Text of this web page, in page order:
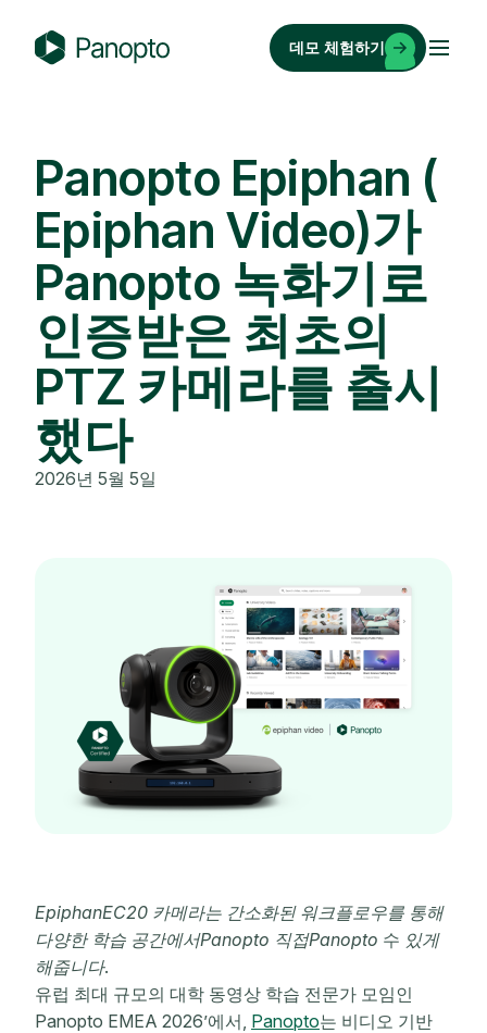
o
p
t
o
데모 체험하기
Panopto Epiphan (
Epiphan Video)가
Panopto 녹화기로
인증받은 최초의
PTZ 카메라를 출시
했다
2026년 5월 5일
EpiphanEC20 카메라는 간소화된 워크플로우를 통해
다양한 학습 공간에서Panopto 직접Panopto 수 있게
해줍니다.
유럽 최대 규모의 대학 동영상 학습 전문가 모임인
Panopto EMEA 2026’에서, Panopto는 비디오 기반